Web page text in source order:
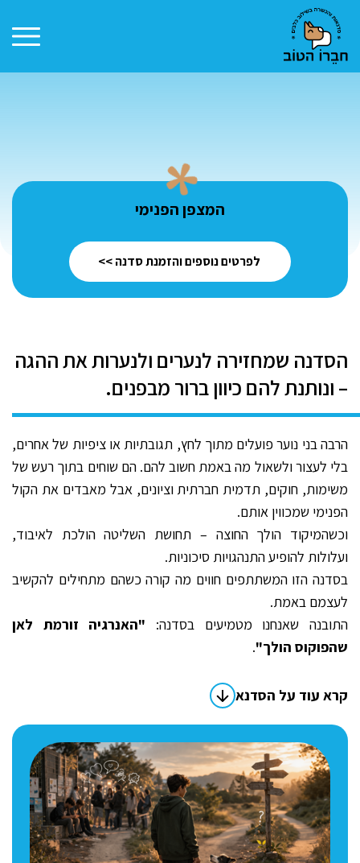
המצפן הפנימי
לפרטים נוספים והזמנת סדנה >>
הסדנה שמחזירה לנערים ולנערות את ההגה
– ונותנת להם כיוון ברור מבפנים.
הרבה בני נוער פועלים מתוך לחץ, תגובתיות או ציפיות של אחרים,
בלי לעצור ולשאול מה באמת חשוב להם. הם שוחים בתוך רעש של
משימות, חוקים, תדמית חברתית וציונים, אבל מאבדים את הקול
הפנימי שמכווין אותם.
וכשהמיקוד הולך החוצה – תחושת השליטה הולכת לאיבוד,
ועלולות להופיע התנהגויות סיכוניות.
בסדנה הזו המשתתפים חווים מה קורה כשהם מתחילים להקשיב
לעצמם באמת.
התובנה שאנחנו מטמיעים בסדנה: "האנרגיה זורמת לאן
שהפוקוס הולך".
קרא עוד על הסדנא